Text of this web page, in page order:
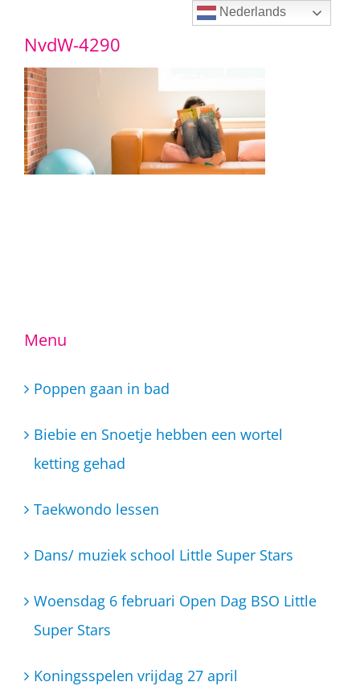
naar
inhoud
NvdW-4290
Menu
Poppen gaan in bad
Biebie en Snoetje hebben een wortel
ketting gehad
Taekwondo lessen
Dans/ muziek school Little Super Stars
Woensdag 6 februari Open Dag BSO Little
Super Stars
Koningsspelen vrijdag 27 april
Nederlands